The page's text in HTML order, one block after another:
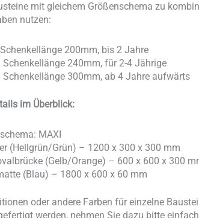
mit gleichem Größenschema zu
nutzen:
200mm, bis 2 Jahre
Schenkellänge 240mm, für 2-4 Jährige
Schenkellänge 300mm, ab 4 Jahre aufwärts
im Überblick:
MAXI
(Hellgrün/Grün) – 1200 x 300 x 300 mm
(Gelb/Orange) – 600 x 600 x 300
(Blau) – 1800 x 600 x 60 mm
oder andere Farben für einzelne
werden, nehmen Sie dazu bitte